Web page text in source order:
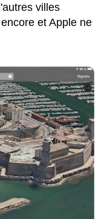
villes
et Apple ne